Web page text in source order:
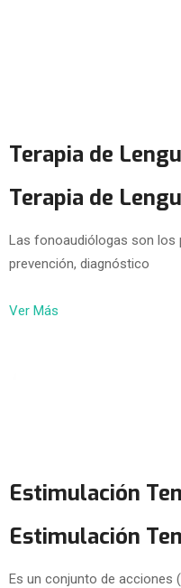
Terapia de
Terapia de
Las fonoaudiólogas son los
prevención, diagnóstico
Ver Más
Estimulación
Estimulación
Es un conjunto de acciones